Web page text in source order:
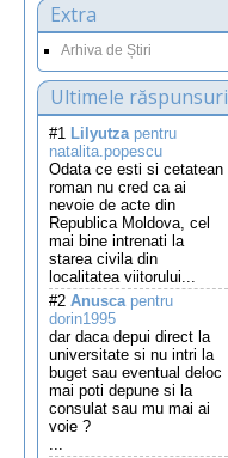
Extra
Arhiva de Știri
Ultimele răspunsuri
#1 Lilyutzapentru
natalita.popescu
Odata ce esti si cetatean
roman nu cred ca ai
nevoie de acte din
Republica Moldova, cel
mai bine intrenati la
starea civila din
localitatea viitorului...
#2 Anuscapentru
dorin1995
dar daca depui direct la
universitate si nu intri la
buget sau eventual deloc
mai poti depune si la
consulat sau mu mai ai
voie ?
...